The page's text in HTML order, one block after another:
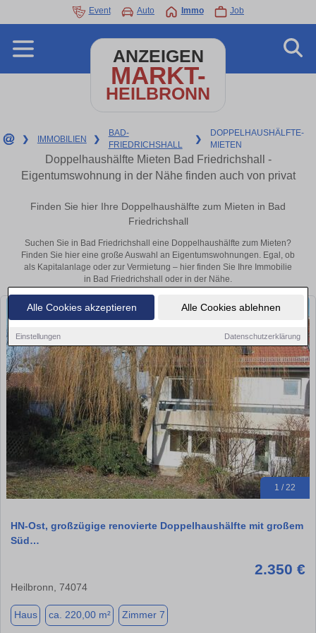
Alle Cookies akzeptieren Alle Cookies ablehnen
Einstellungen Datenschutzerklärung
Event Auto Immo Job
ANZEIGEN
MARKT-
HEILBRONN
❯ IMMOBILIEN ❯
BAD-
FRIEDRICHSHALL
❯
DOPPELHAUSHÄLFTE-
MIETEN
Doppelhaushälfte Mieten Bad Friedrichshall -
Eigentumswohnung in der Nähe finden auch von privat
Finden Sie hier Ihre Doppelhaushälfte zum Mieten in Bad
Friedrichshall
Suchen Sie in Bad Friedrichshall eine Doppelhaushälfte zum Mieten?
Finden Sie hier eine große Auswahl an Eigentumswohnungen. Egal, ob
als Kapitalanlage oder zur Vermietung – hier finden Sie Ihre Immobilie
in Bad Friedrichshall oder in der Nähe.
1 / 22
HN-Ost, großzügige renovierte Doppelhaushälfte mit großem
Süd…
2.350 €
Heilbronn, 74074
Haus ca. 220,00 m² Zimmer 7